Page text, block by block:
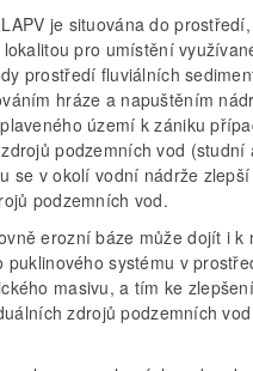
je situována do
pro umístění
prostředí fluviálních
hráze a napuštěním
území k zániku
podzemních vod (studní
se v okolí vodní nádrže
podzemních vod.
erozní báze může dojít i k
puklinového systému v
masivu, a tím ke
zdrojů podzemních